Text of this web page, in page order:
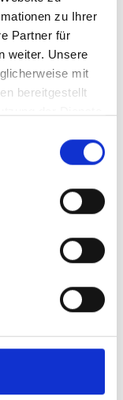
zu Ihrer
Partner für
weiter. Unsere
mit
bereitgestellt
und
innen
flanieren
teilnehmen.